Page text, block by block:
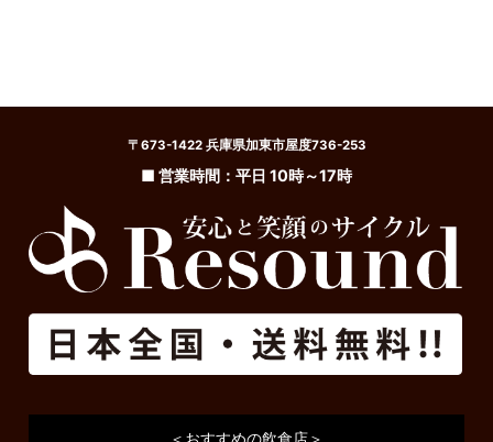
〒673-1422 兵庫県加東市屋度736-253
■ 営業時間：平日 10時～17時